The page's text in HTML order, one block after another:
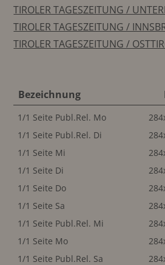
TIROLER TAGESZEITUNG /
TIROLER TAGESZEITUNG /
TIROLER TAGESZEITUNG /
Bezeichnung
1/1 Seite Publ.Rel. Mo
1/1 Seite Publ.Rel. Di
1/1 Seite Mi
1/1 Seite Di
1/1 Seite Do
1/1 Seite Sa
1/1 Seite Publ.Rel. Mi
1/1 Seite Mo
1/1 Seite Publ.Rel. Sa